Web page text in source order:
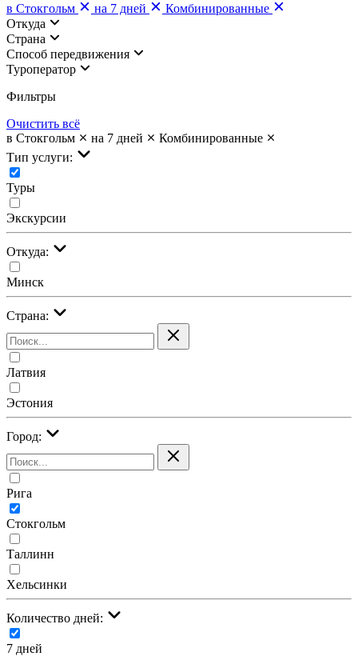
в Стокгольм
на 7 дней
Комбинированные
Откуда
Страна
Cпособ передвижения
Туроператор
Фильтры
Очистить всё
в Стокгольм
на 7 дней
Комбинированные
Тип услуги:
Туры
Экскурсии
Откуда:
Минск
Страна:
Латвия
Эстония
Город:
Рига
Стокгольм
Таллинн
Хельсинки
Количество дней:
7 дней